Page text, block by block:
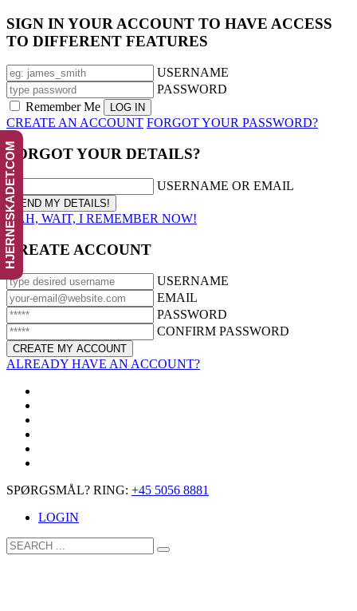
SIGN IN YOUR ACCOUNT TO HAVE ACCESS
TO DIFFERENT FEATURES
USERNAME
PASSWORD
Remember Me
CREATE AN ACCOUNT FORGOT YOUR PASSWORD?
FORGOT YOUR DETAILS?
USERNAME OR EMAIL
AAH, WAIT, I REMEMBER NOW!
CREATE ACCOUNT
USERNAME
EMAIL
PASSWORD
CONFIRM PASSWORD
ALREADY HAVE AN ACCOUNT?
SPØRGSMÅL? RING: +45 5056 8881
LOGIN
HJERNESKADET.COM